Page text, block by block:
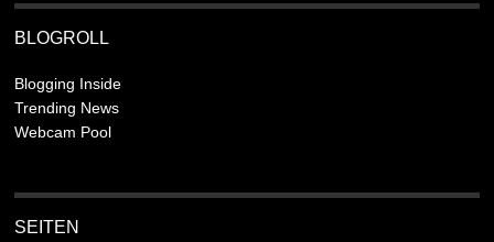
BLOGROLL
Blogging Inside
Trending News
Webcam Pool
SEITEN